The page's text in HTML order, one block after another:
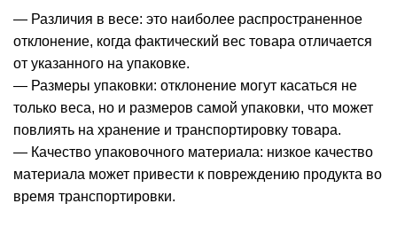
— Различия в весе: это наиболее распространенное
отклонение, когда фактический вес товара отличается
от указанного на упаковке.
— Размеры упаковки: отклонение могут касаться не
только веса, но и размеров самой упаковки, что может
повлиять на хранение и транспортировку товара.
— Качество упаковочного материала: низкое качество
материала может привести к повреждению продукта во
время транспортировки.